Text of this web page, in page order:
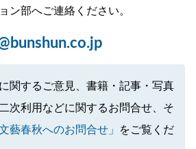
ン部へご連絡ください。
関するご意見、書籍・記事・写真
次利用などに関するお問合せ、そ
文藝春秋へのお問合せ」
をご覧くだ